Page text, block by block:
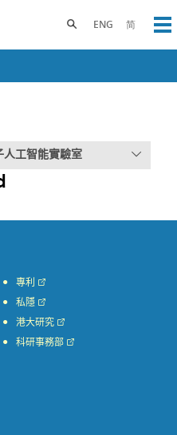
ENG 简
Toggle search panel
人工智能實驗室
專利
私隱
港大研究
科研事務部